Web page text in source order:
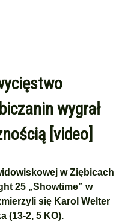
wygrał
[video]
w Ziębicach
25 „Showtime” w
się Karol Welter
(13-2, 5 KO).